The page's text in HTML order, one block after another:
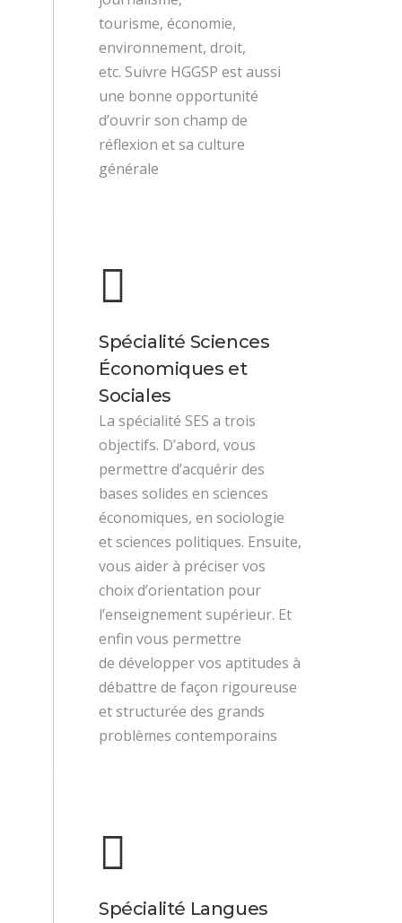
tourisme, économie,
environnement, droit,
etc. Suivre HGGSP est aussi
une bonne opportunité
d’ouvrir son champ de
réflexion et sa culture
générale
Spécialité Sciences
Économiques et
Sociales
La spécialité SES a trois
objectifs. D’abord, vous
permettre d’acquérir des
bases solides en sciences
économiques, en sociologie
et sciences politiques. Ensuite,
vous aider à préciser vos
choix d’orientation pour
l’enseignement supérieur. Et
enfin vous permettre
de développer vos aptitudes à
débattre de façon rigoureuse
et structurée des grands
problèmes contemporains
Spécialité Langues